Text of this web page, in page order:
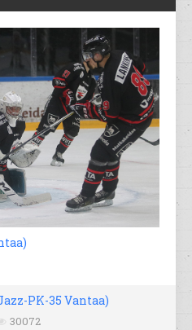
Jazz-PK-35 Vantaa)
30072